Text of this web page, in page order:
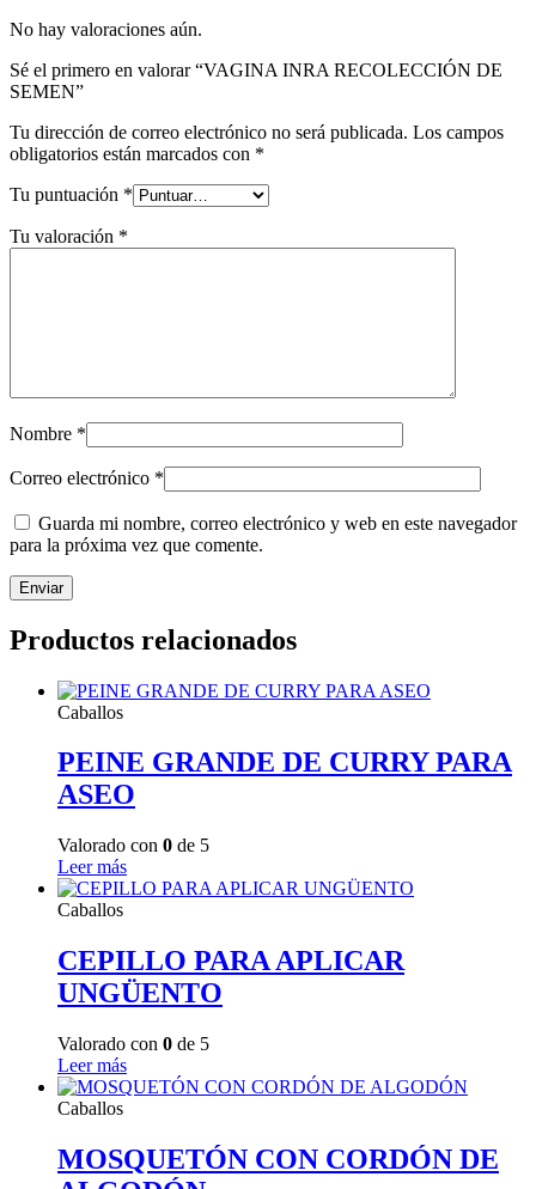
No hay valoraciones aún.
Sé el primero en valorar “VAGINA INRA RECOLECCIÓN DE
SEMEN”
Tu dirección de correo electrónico no será publicada. Los campos
obligatorios están marcados con *
Tu puntuación *
Tu valoración *
Nombre *
Correo electrónico *
Guarda mi nombre, correo electrónico y web en este navegador
para la próxima vez que comente.
Productos relacionados
Caballos
PEINE GRANDE DE CURRY PARA
ASEO
Valorado con 0 de 5
Leer más
Caballos
CEPILLO PARA APLICAR
UNGÜENTO
Valorado con 0 de 5
Leer más
Caballos
MOSQUETÓN CON CORDÓN DE